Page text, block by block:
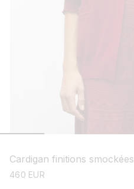
média
1
dans
Cardigan finitions smockées
prix
460 EUR